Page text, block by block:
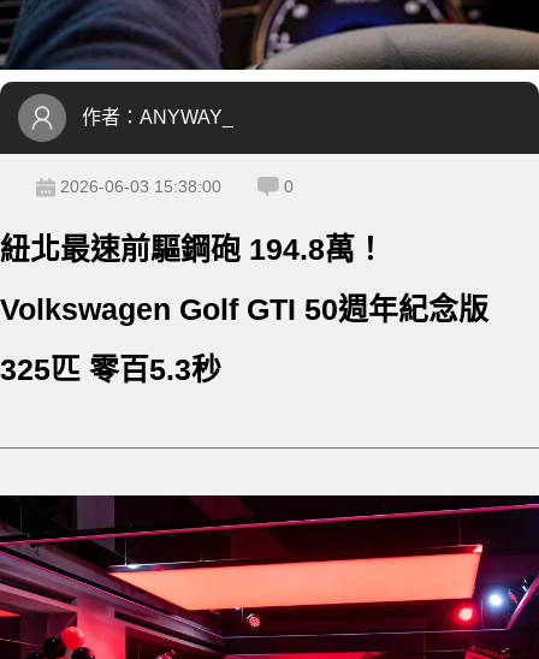
作者： ANYWAY_
2026-06-03 15:38:00 0
紐北最速前驅鋼砲 194.8萬！
Volkswagen Golf GTI 50週年紀念版
325匹 零百5.3秒